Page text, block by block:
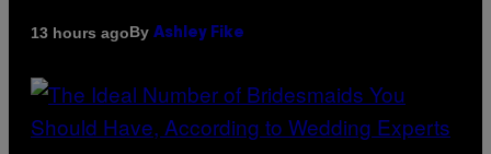
13 hours agoBy Ashley Fike